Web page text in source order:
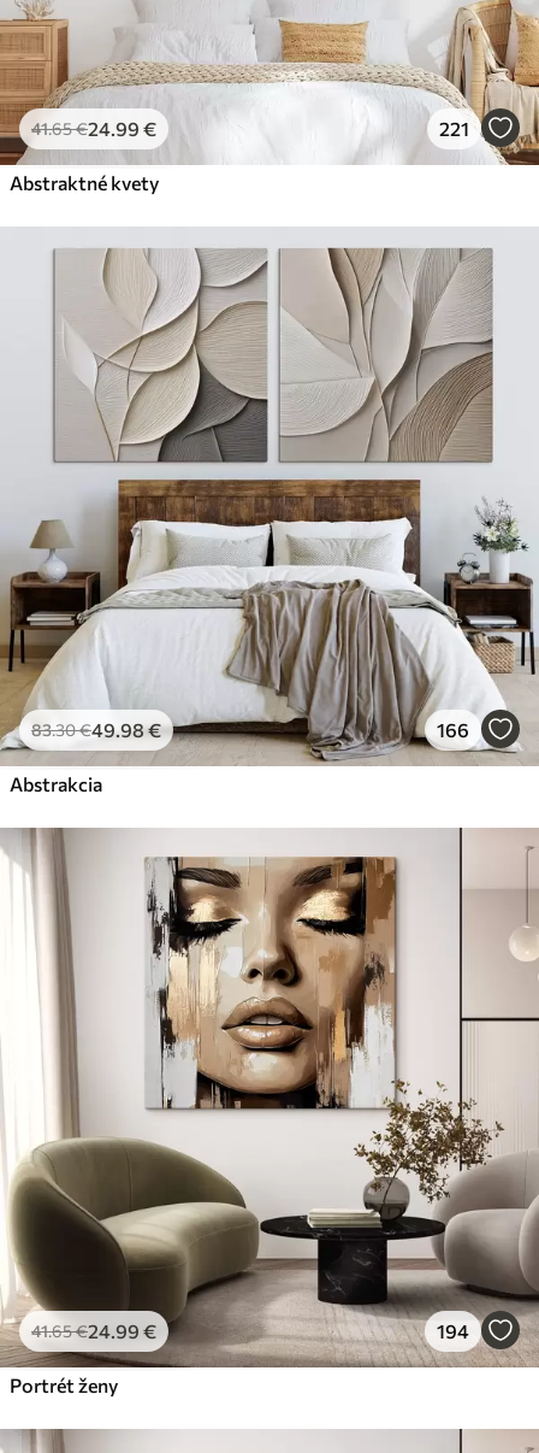
41.65€24.99 € 221
Abstraktné kvety
83.30€49.98€ 166
Abstrakcia
41.65€24.99 € 194
Portrét ženy